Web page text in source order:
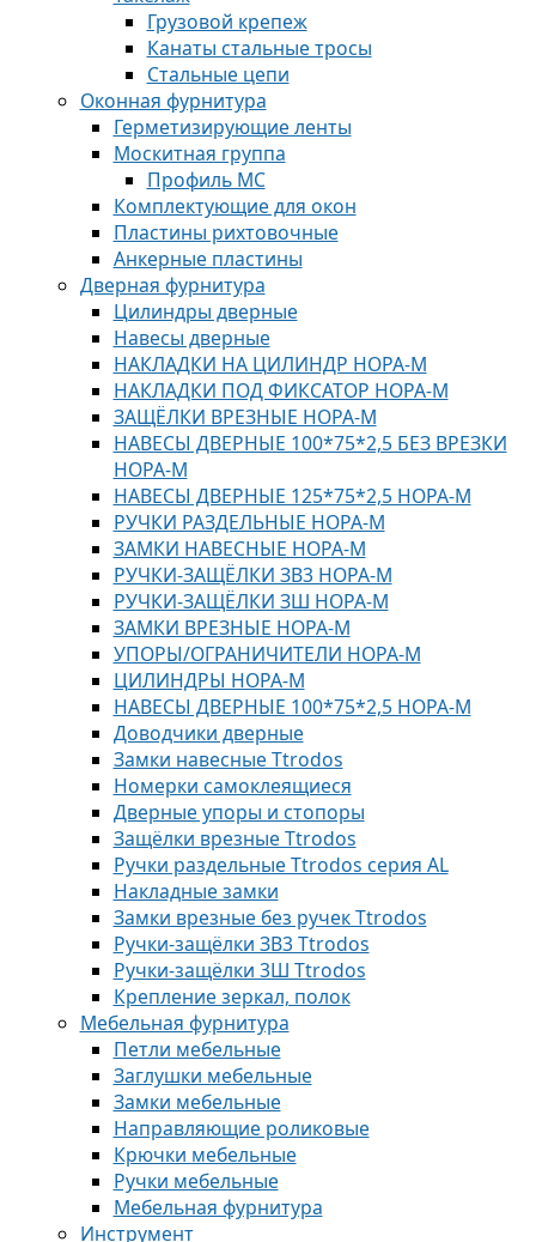
Грузовой крепеж
Канаты стальные тросы
Стальные цепи
Оконная фурнитура
Герметизирующие ленты
Москитная группа
Профиль МС
Комплектующие для окон
Пластины рихтовочные
Анкерные пластины
Дверная фурнитура
Цилиндры дверные
Навесы дверные
НАКЛАДКИ НА ЦИЛИНДР НОРА-М
НАКЛАДКИ ПОД ФИКСАТОР НОРА-М
ЗАЩЁЛКИ ВРЕЗНЫЕ НОРА-М
НАВЕСЫ ДВЕРНЫЕ 100*75*2,5 БЕЗ ВРЕЗКИ
НОРА-М
НАВЕСЫ ДВЕРНЫЕ 125*75*2,5 НОРА-М
РУЧКИ РАЗДЕЛЬНЫЕ НОРА-М
ЗАМКИ НАВЕСНЫЕ НОРА-М
РУЧКИ-ЗАЩЁЛКИ ЗВ3 НОРА-М
РУЧКИ-ЗАЩЁЛКИ ЗШ НОРА-М
ЗАМКИ ВРЕЗНЫЕ НОРА-М
УПОРЫ/ОГРАНИЧИТЕЛИ НОРА-М
ЦИЛИНДРЫ НОРА-М
НАВЕСЫ ДВЕРНЫЕ 100*75*2,5 НОРА-М
Доводчики дверные
Замки навесные Ttrodos
Номерки самоклеящиеся
Дверные упоры и стопоры
Защёлки врезные Ttrodos
Ручки раздельные Ttrodos серия AL
Накладные замки
Замки врезные без ручек Ttrodos
Ручки-защёлки ЗВ3 Ttrodos
Ручки-защёлки 3Ш Ttrodos
Крепление зеркал, полок
Мебельная фурнитура
Петли мебельные
Заглушки мебельные
Замки мебельные
Направляющие роликовые
Крючки мебельные
Ручки мебельные
Мебельная фурнитура
Инструмент